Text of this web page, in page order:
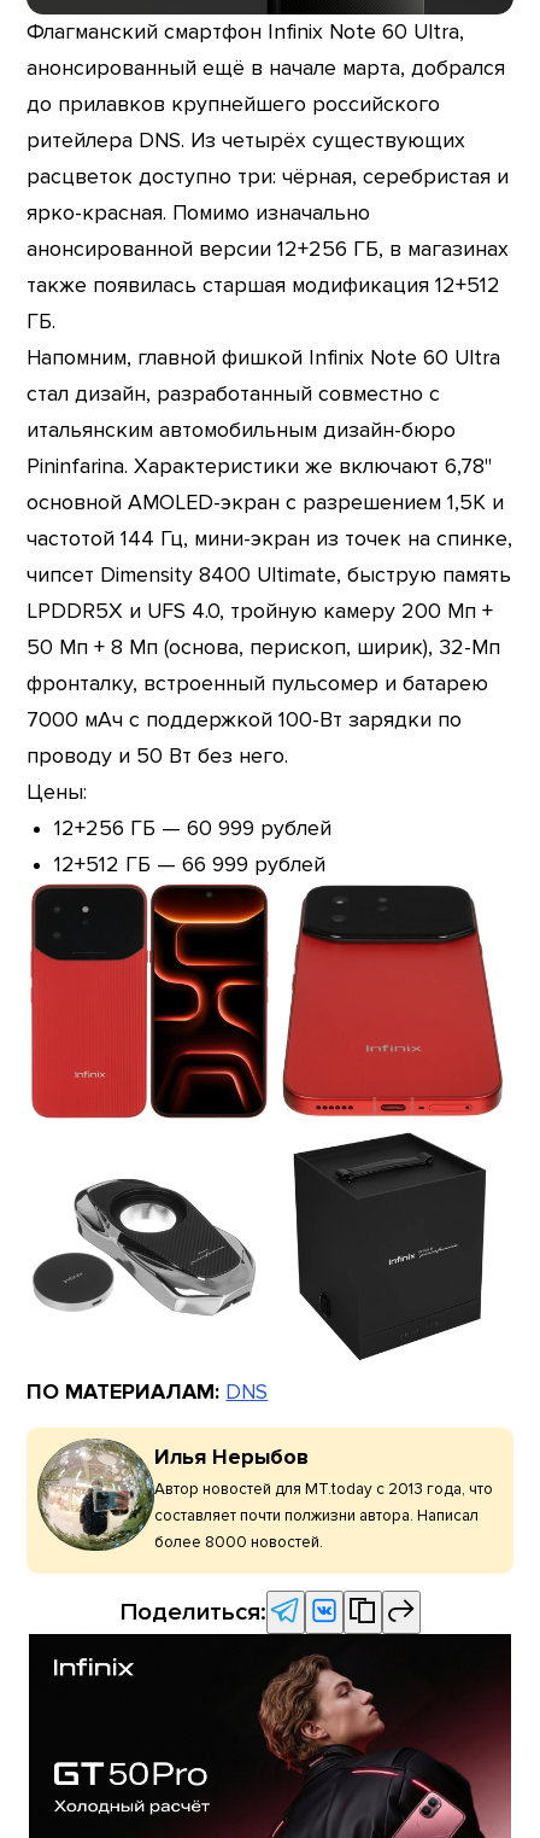
Флагманский смартфон Infinix Note 60 Ultra,
анонсированный ещё в начале марта, добрался
до прилавков крупнейшего российского
ритейлера DNS. Из четырёх существующих
расцветок доступно три: чёрная, серебристая и
ярко-красная. Помимо изначально
анонсированной версии 12+256 ГБ, в магазинах
также появилась старшая модификация 12+512
ГБ.
Напомним, главной фишкой Infinix Note 60 Ultra
стал дизайн, разработанный совместно с
итальянским автомобильным дизайн-бюро
Pininfarina. Характеристики же включают 6,78"
основной AMOLED-экран с разрешением 1,5К и
частотой 144 Гц, мини-экран из точек на спинке,
чипсет Dimensity 8400 Ultimate, быструю память
LPDDR5X и UFS 4.0, тройную камеру 200 Мп +
50 Мп + 8 Мп (основа, перископ, ширик), 32-Мп
фронталку, встроенный пульсомер и батарею
7000 мАч с поддержкой 100-Вт зарядки по
проводу и 50 Вт без него.
Цены:
12+256 ГБ — 60 999 рублей
12+512 ГБ — 66 999 рублей
ПО МАТЕРИАЛАМ: DNS
Илья Нерыбов
Автор новостей для MT.today с 2013 года, что
составляет почти полжизни автора. Написал
более 8000 новостей.
Поделиться: